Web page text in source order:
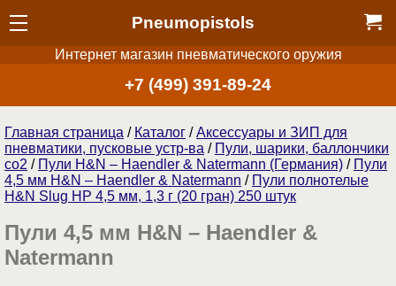
Pneumopistols
Интернет магазин пневматического оружия
+7 (499) 391-89-24
Главная страница / Каталог /Аксессуары и ЗИП для
пневматики, пусковые устр-ва / Пули, шарики, баллончики
со2 / Пули H&N – Haendler & Natermann (Германия) / Пули
4,5 мм H&N – Haendler & Natermann / Пули полнотелые
H&N Slug HP 4,5 мм, 1,3 г (20 гран) 250 штук
Пули 4,5 мм H&N – Haendler &
Natermann